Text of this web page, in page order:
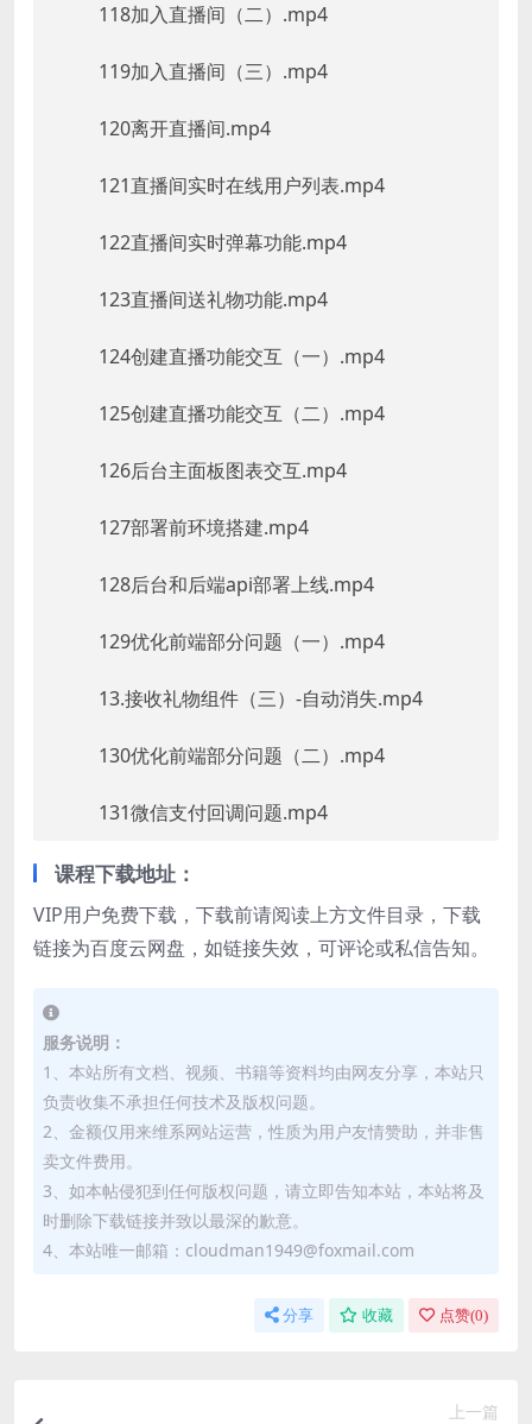
118加入直播间（二）.mp4
119加入直播间（三）.mp4
120离开直播间.mp4
121直播间实时在线用户列表.mp4
122直播间实时弹幕功能.mp4
123直播间送礼物功能.mp4
124创建直播功能交互（一）.mp4
125创建直播功能交互（二）.mp4
126后台主面板图表交互.mp4
127部署前环境搭建.mp4
128后台和后端api部署上线.mp4
129优化前端部分问题（一）.mp4
13.接收礼物组件（三）-自动消失.mp4
130优化前端部分问题（二）.mp4
131微信支付回调问题.mp4
课程下载地址：
VIP用户免费下载，下载前请阅读上方文件目录，下载
链接为百度云网盘，如链接失效，可评论或私信告知。
服务说明：
1、本站所有文档、视频、书籍等资料均由网友分享，本站只
负责收集不承担任何技术及版权问题。
2、金额仅用来维系网站运营，性质为用户友情赞助，并非售
卖文件费用。
3、如本帖侵犯到任何版权问题，请立即告知本站，本站将及
时删除下载链接并致以最深的歉意。
4、本站唯一邮箱：cloudman1949@foxmail.com
分享 收藏 点赞(0)
上一篇